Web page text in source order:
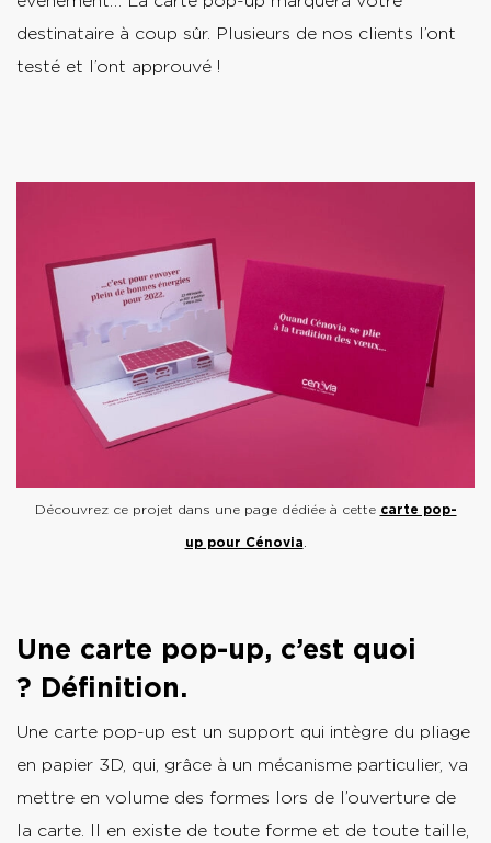
destinataire à coup sûr. Plusieurs de nos clients l’ont
testé et l’ont approuvé !
Découvrez ce projet dans une page dédiée à cette carte pop-
up pour Cénovia
Une carte pop-up, c’est quoi
? Définition.
Une carte pop-up est un support qui intègre du pliage
en papier 3D, qui, grâce à un mécanisme particulier, va
mettre en volume des formes lors de l’ouverture de
la carte. Il en existe de toute forme et de toute taille,